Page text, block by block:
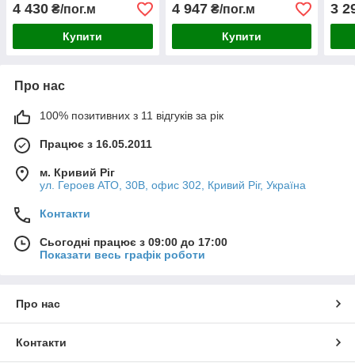
4 430 ₴/пог.м
Купити
4 947₴/пог.м
Купити
3
Про нас
100% позитивних з 11 відгуків за рік
Працює з 16.05.2011
м. Кривий Ріг
ул. Героев АТО, 30В, офис 302, Кривий Ріг, Україна
Контакти
Сьогодні працює з 09:00 до 17:00
Показати весь графік роботи
Про нас
Контакти